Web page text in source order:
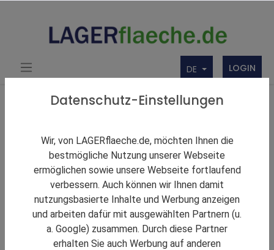
DE LOGIN
Themen Rund um Lager und LAGERflaeche.de
Aufstieg“ der KI und Hyper-Personalisierung:
Prognosen für die Lieferkette und den Einzelhandel
für 2026
Datenschutz-Einstellungen
Wir, von LAGERflaeche.de, möchten Ihnen die
bestmögliche Nutzung unserer Webseite
ermöglichen sowie unsere Webseite fortlaufend
verbessern. Auch können wir Ihnen damit
nutzungsbasierte Inhalte und Werbung anzeigen
und arbeiten dafür mit ausgewählten Partnern (u.
a. Google) zusammen. Durch diese Partner
erhalten Sie auch Werbung auf anderen